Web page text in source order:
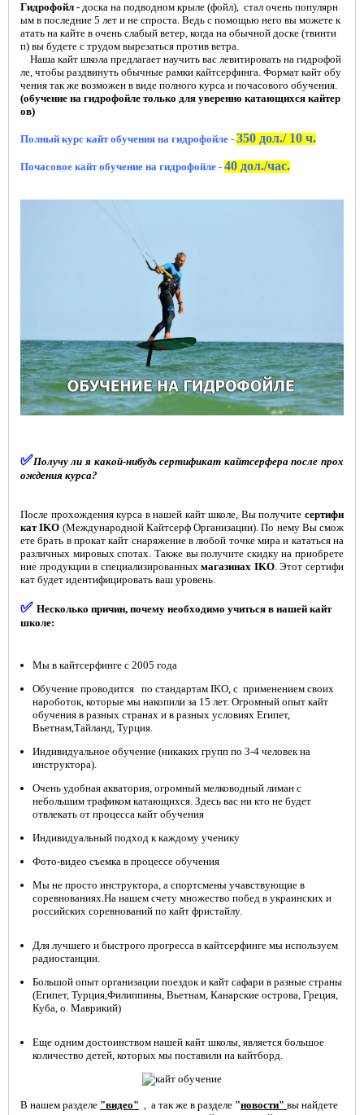
Гидрофойл - доска на подводном крыле (фойл), стал очень популярн
ым в последние 5 лет и не спроста. Ведь с помощью него вы можете к
атать на кайте в очень слабый ветер, когда на обычной доске (твинти
п) вы будете с трудом вырезаться против ветра.
Наша кайт школа предлагает научить вас левитировать на гидрофой
ле, чтобы раздвинуть обычные рамки кайтсерфинга. Формат кайт обу
чения так же возможен в виде полного курса и почасового обучения.
(обучение на гидрофойле только для уверенно катающихся кайтер
ов)
Полный курс кайт обучения на гидрофойле - 350 дол./ 10 ч.
Почасовое кайт обучение на гидрофойле - 40 дол./час.
✅Получу ли я какой-нибудь сертификат кайтсерфера после прох
ождения курса?
После прохождения курса в нашей кайт школе, Вы получите сертифи
кат IKO (Международной Кайтсерф Организации). По нему Вы смож
ете брать в прокат кайт снаряжение в любой точке мира и кататься на
различных мировых спотах. Также вы получите скидку на приобрете
ние продукции в специализированныхмагазинах IKO. Этот сертифи
кат будет идентифицировать ваш уровень.
✅ Несколько причин, почему необходимо учиться в нашей кайт
школе:
Мы в кайтсерфинге с 2005 года
Обучение проводится по стандартам IKO, с применением своих
нароботок, которые мы накопили за 15 лет. Огромный опыт кайт
обучения в разных странах и в разных условиях Египет,
Вьетнам,Тайланд, Турция.
Индивидуальное обучение (никаких групп по 3-4 человек на
инструктора).
Очень удобная акватория, огромный мелководный лиман с
небольшим трафиком катающихся. Здесь вас ни кто не будет
отвлекать от процесса кайт обучения
Индивидуальный подход к каждому ученику
Фото-видео съемка в процессе обучения
Мы не просто инструктора, а спортсмены учавствующие в
соревнованиях.На нашем счету множество побед в украинских и
российских соревнований по кайт фристайлу.
Для лучшего и быстрого прогресса в кайтсерфинге мы используем
радиостанции.
Большой опыт организации поездок и кайт сафари в разные страны
(Египет, Турция,Филиппины, Вьетнам, Канарские острова, Греция,
Куба, о. Маврикий)
Еще одним достоинством нашей кайт школы, является большое
количество детей, которых мы поставили на кайтборд.
В нашем разделе "видео" , а так же в разделе "новости" вы найдете